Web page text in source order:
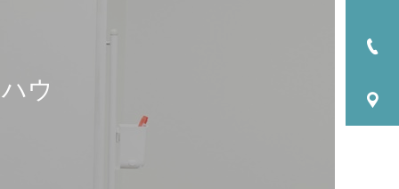
りやすく解説
歯科医院の税理士変更｜引
ウ